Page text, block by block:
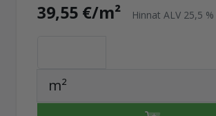
39,55 €/m² Hinnat ALV 25,5 %
m²